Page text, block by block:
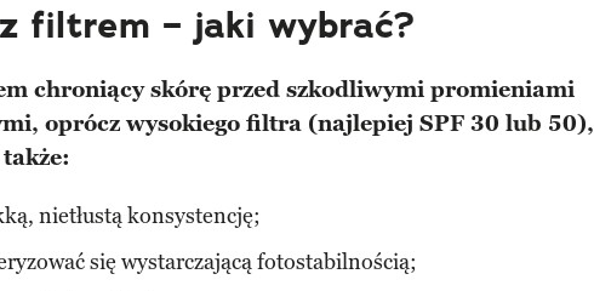
filtrem – jaki wybrać?
chroniący skórę przed szkodliwymi promieniami
oprócz wysokiego filtra (najlepiej SPF 30 lub 50),
nietłustą konsystencję;
się wystarczającą fotostabilnością;